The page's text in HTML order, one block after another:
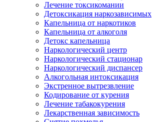
Лечение токсикомании
Детоксикация наркозависимых
Капельница от наркотиков
Капельница от алкоголя
Детокс капельница
Наркологический центр
Наркологический стационар
Наркологический диспансер
Алкогольная интоксикация
Экстренное вытрезвление
Кодирование от курения
Лечение табакокурения
Лекарственная зависимость